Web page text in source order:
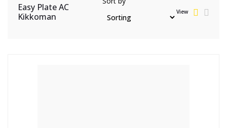
Easy Plate AC
Kikkoman
View